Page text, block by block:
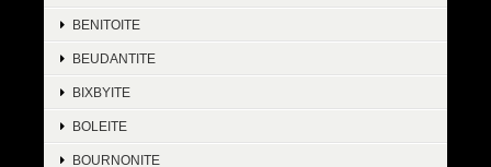
BENITOITE
BEUDANTITE
BIXBYITE
BOLEITE
BOURNONITE